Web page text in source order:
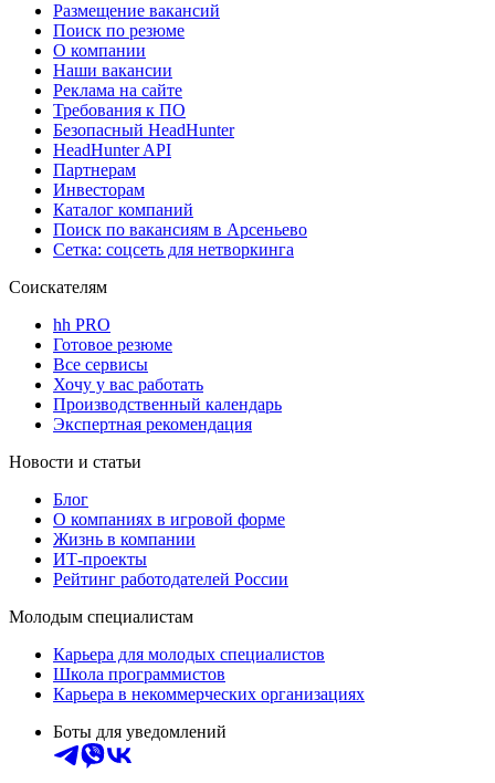
Размещение вакансий
Поиск по резюме
О компании
Наши вакансии
Реклама на сайте
Требования к ПО
Безопасный HeadHunter
HeadHunter API
Партнерам
Инвесторам
Каталог компаний
Поиск по вакансиям в Арсеньево
Сетка: соцсеть для нетворкинга
Соискателям
hh PRO
Готовое резюме
Все сервисы
Хочу у вас работать
Производственный календарь
Экспертная рекомендация
Новости и статьи
Блог
О компаниях в игровой форме
Жизнь в компании
ИТ-проекты
Рейтинг работодателей России
Молодым специалистам
Карьера для молодых специалистов
Школа программистов
Карьера в некоммерческих организациях
Боты для уведомлений